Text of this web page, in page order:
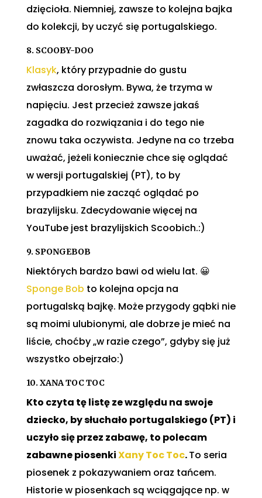
dzięcioła. Niemniej, zawsze to kolejna bajka
do kolekcji, by uczyć się portugalskiego.
8. SCOOBY-DOO
Klasyk, który przypadnie do gustu
zwłaszcza dorosłym. Bywa, że trzyma w
napięciu. Jest przecież zawsze jakaś
zagadka do rozwiązania i do tego nie
znowu taka oczywista. Jedyne na co trzeba
uważać, jeżeli koniecznie chce się oglądać
w wersji portugalskiej (PT), to by
przypadkiem nie zacząć oglądać po
brazylijsku. Zdecydowanie więcej na
YouTube jest brazylijskich Scoobich.:)
9. SPONGEBOB
Niektórych bardzo bawi od wielu lat. 😀
Sponge Bob to kolejna opcja na
portugalską bajkę. Może przygody gąbki nie
są moimi ulubionymi, ale dobrze je mieć na
liście, choćby „w razie czego”, gdyby się już
wszystko obejrzało:)
10. XANA TOC TOC
Kto czyta tę listę ze względu na swoje
dziecko, by słuchało portugalskiego (PT) i
uczyło się przez zabawę, to polecam
zabawne piosenkiXany Toc Toc.To seria
piosenek z pokazywaniem oraz tańcem.
Historie w piosenkach są wciągające np. w